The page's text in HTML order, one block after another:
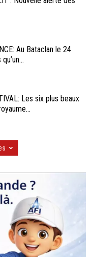
Au Bataclan le 24
Les six plus beaux